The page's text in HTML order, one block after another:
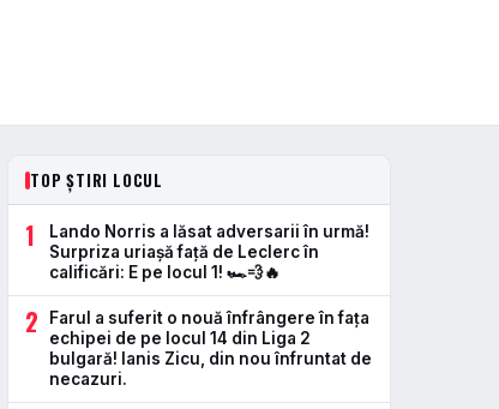
TOP ȘTIRI LOCUL
1
Lando Norris a lăsat adversarii în urmă!
Surpriza uriașă față de Leclerc în
calificări: E pe locul 1! 🏎️💨🔥
2
Farul a suferit o nouă înfrângere în faţa
echipei de pe locul 14 din Liga 2
bulgară! Ianis Zicu, din nou înfruntat de
necazuri.